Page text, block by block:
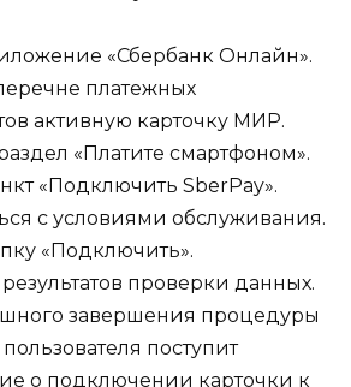
«Сбербанк Онлайн».
платежных
активную карточку МИР.
«Платите смартфоном».
«Подключить SberPay».
с условиями обслуживания.
«Подключить».
проверки данных.
завершения процедуры
поступит
о подключении карточки к